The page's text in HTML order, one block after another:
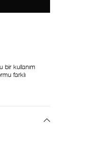
bir kullanım
farklı